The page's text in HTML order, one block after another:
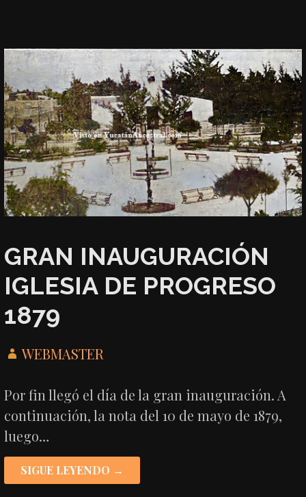
GRAN INAUGURACIÓN
IGLESIA DE PROGRESO
1879
WEBMASTER
Por fin llegó el día de la gran inauguración. A
continuación, la nota del 10 de mayo de 1879,
luego…
SIGUE LEYENDO →